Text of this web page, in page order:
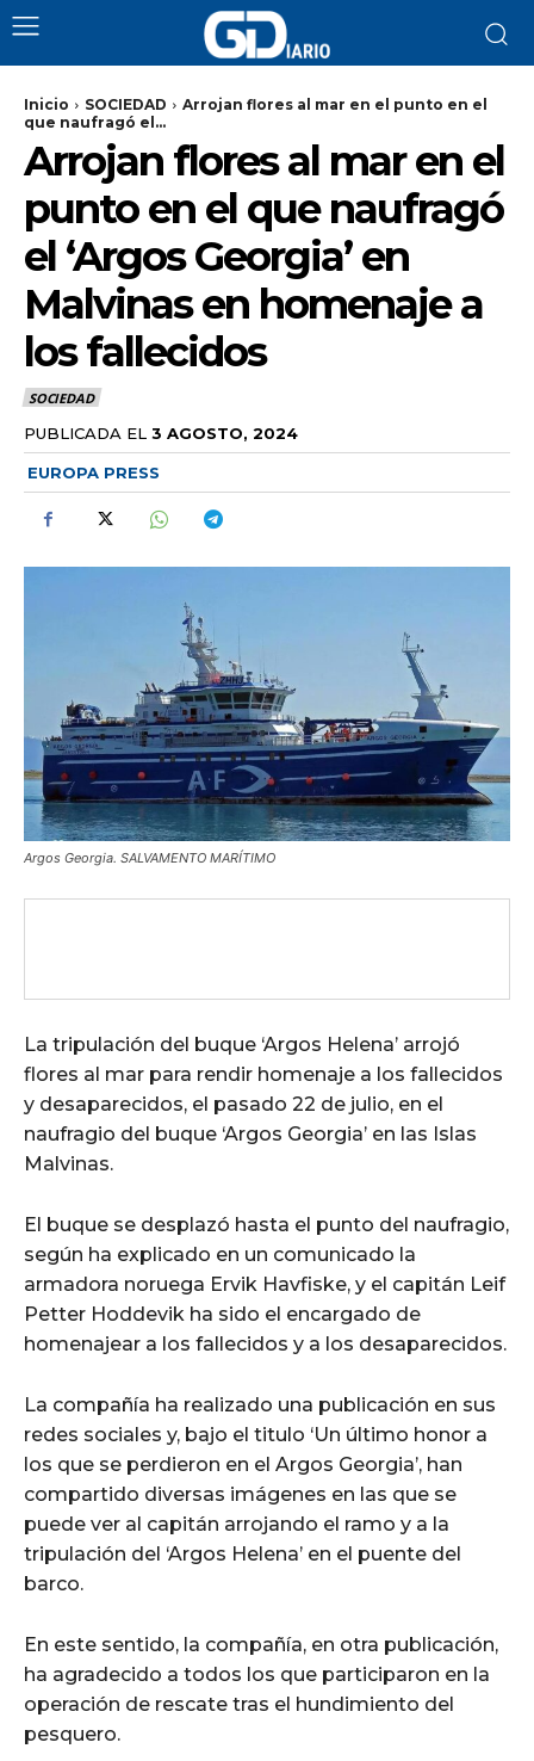
Inicio SOCIEDAD
Arrojan flores al mar en el punto en el
que naufragó el...
Arrojan flores al mar en el
punto en el que naufragó
el ‘Argos Georgia’ en
Malvinas en homenaje a
los fallecidos
SOCIEDAD
PUBLICADA EL 3 AGOSTO, 2024
EUROPA PRESS
Argos Georgia. SALVAMENTO MARÍTIMO
La tripulación del buque ‘Argos Helena’ arrojó
flores al mar para rendir homenaje a los fallecidos
y desaparecidos, el pasado 22 de julio, en el
naufragio del buque ‘Argos Georgia’ en las Islas
Malvinas.
El buque se desplazó hasta el punto del naufragio,
según ha explicado en un comunicado la
armadora noruega Ervik Havfiske, y el capitán Leif
Petter Hoddevik ha sido el encargado de
homenajear a los fallecidos y a los desaparecidos.
La compañía ha realizado una publicación en sus
redes sociales y, bajo el titulo ‘Un último honor a
los que se perdieron en el Argos Georgia’, han
compartido diversas imágenes en las que se
puede ver al capitán arrojando el ramo y a la
tripulación del ‘Argos Helena’ en el puente del
barco.
En este sentido, la compañía, en otra publicación,
ha agradecido a todos los que participaron en la
operación de rescate tras el hundimiento del
pesquero.